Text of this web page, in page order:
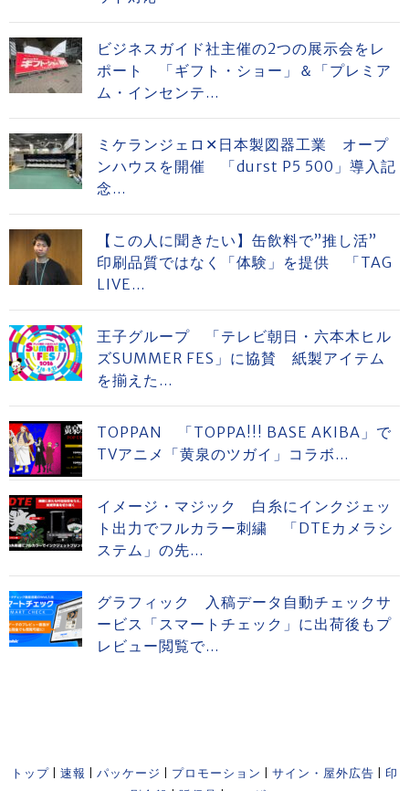
ビジネスガイド社主催の2つの展示会をレ
ポート 「ギフト・ショー」＆「プレミア
ム・インセンテ...
ミケランジェロ✕日本製図器工業 オープ
ンハウスを開催 「durst P5 500」導入記
念...
【この人に聞きたい】缶飲料で”推し活”
印刷品質ではなく「体験」を提供 「TAG
LIVE...
王子グループ 「テレビ朝日・六本木ヒル
ズSUMMER FES」に協賛 紙製アイテム
を揃えた...
TOPPAN 「TOPPA!!! BASE AKIBA」で
TVアニメ「黄泉のツガイ」コラボ...
イメージ・マジック 白糸にインクジェッ
ト出力でフルカラー刺繍 「DTEカメラシ
ステム」の先...
グラフィック 入稿データ自動チェックサ
ービス「スマートチェック」に出荷後もプ
レビュー閲覧で...
トップ 速報 パッケージ プロモーション サイン・屋外広告
印